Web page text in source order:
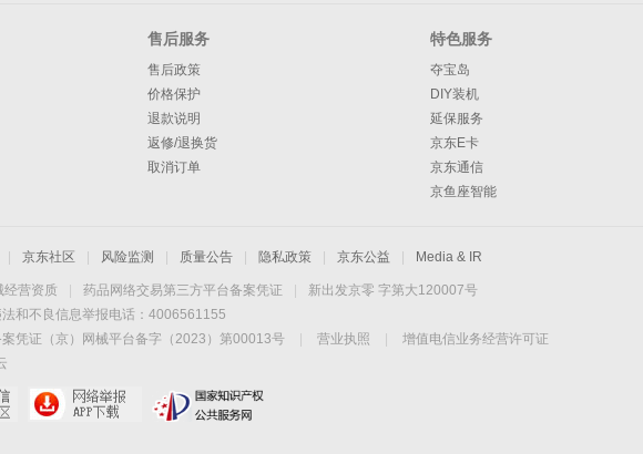
售后服务
售后政策
价格保护
退款说明
返修/退换货
取消订单
特色服务
夺宝岛
DIY装机
延保服务
京东E卡
京东通信
京鱼座智能
京东社区 风险监测 质量公告 隐私政策 京东公益 Media & IR
经营资质 药品网络交易第三方平台备案凭证
新出发京零 字第大120007号
法和不良信息举报电话：4006561155
案凭证（京）网械平台备字（2023）第00013号 营业执照
增值电信业务经营许可证